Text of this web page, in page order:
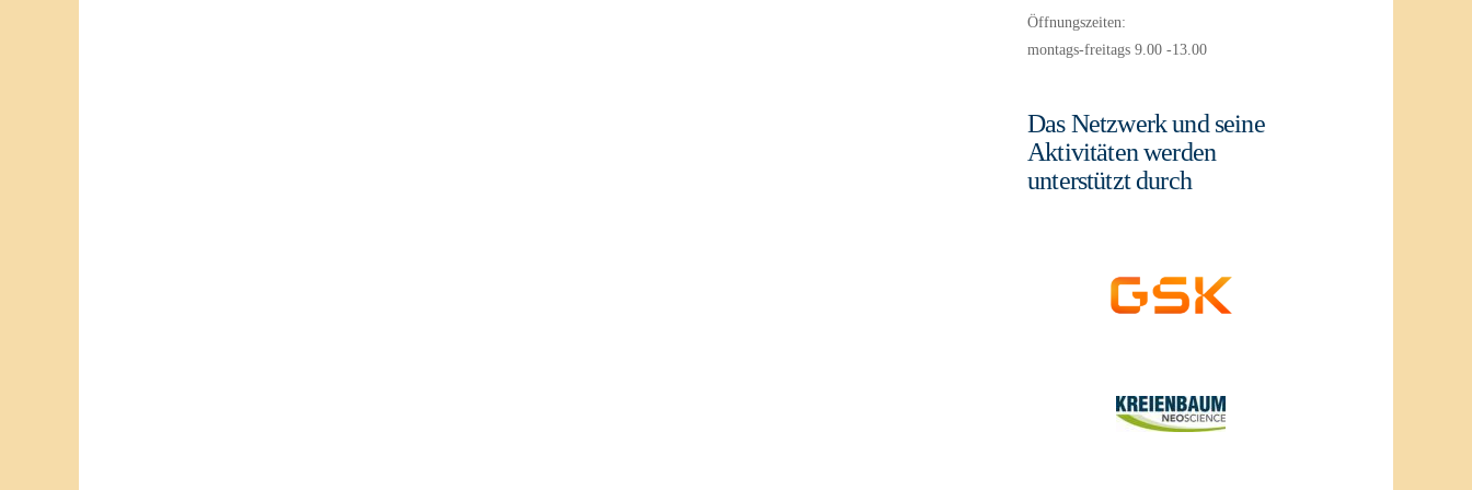
Öffnungszeiten:
montags-freitags 9.00 -13.00
Das Netzwerk und seine
Aktivitäten werden
unterstützt durch